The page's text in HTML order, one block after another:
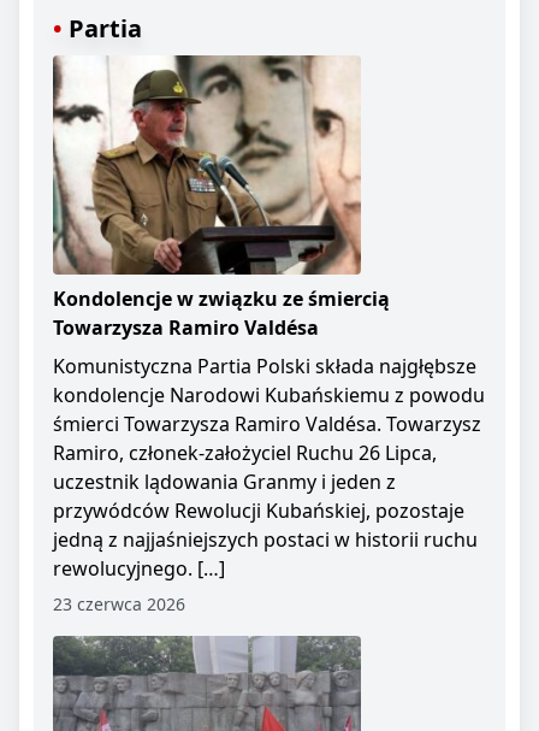
Partia
Kondolencje w związku ze śmiercią
Towarzysza Ramiro Valdésa
Komunistyczna Partia Polski składa najgłębsze
kondolencje Narodowi Kubańskiemu z powodu
śmierci Towarzysza Ramiro Valdésa. Towarzysz
Ramiro, członek-założyciel Ruchu 26 Lipca,
uczestnik lądowania Granmy i jeden z
przywódców Rewolucji Kubańskiej, pozostaje
jedną z najjaśniejszych postaci w historii ruchu
rewolucyjnego. […]
23 czerwca 2026